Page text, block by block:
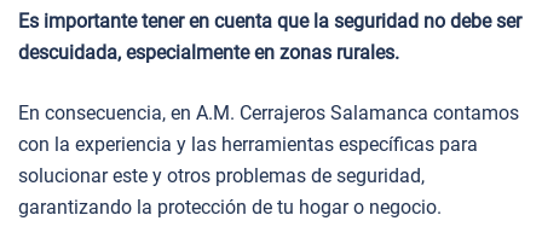
Es importante tener en cuenta que la seguridad no debe ser
descuidada, especialmente en zonas rurales.
En consecuencia, en A.M. Cerrajeros Salamanca contamos
con la experiencia y las herramientas específicas para
solucionar este y otros problemas de seguridad,
garantizando la protección de tu hogar o negocio.